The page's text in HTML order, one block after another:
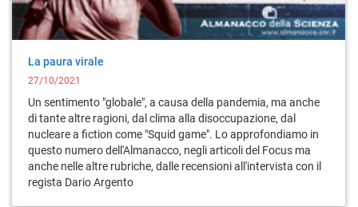
La paura virale
27/10/2021
Un sentimento "globale", a causa della pandemia, ma anche
di tante altre ragioni, dal clima alla disoccupazione, dal
nucleare a fiction come "Squid game". Lo approfondiamo in
questo numero dell'Almanacco, negli articoli del Focus ma
anche nelle altre rubriche, dalle recensioni all'intervista con il
regista Dario Argento